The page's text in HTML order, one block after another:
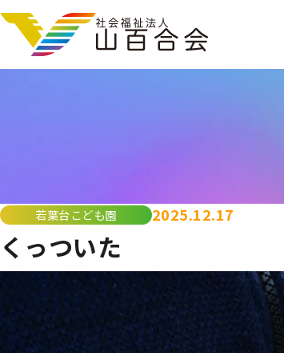
若葉台こども園 2025.12.17
くっついた